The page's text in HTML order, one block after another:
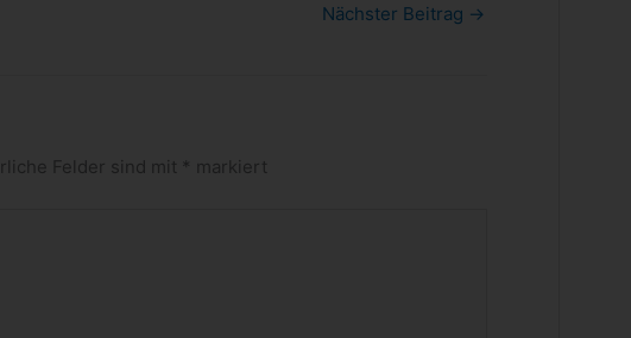
Nächster Beitrag →
Felder sind mit * markiert